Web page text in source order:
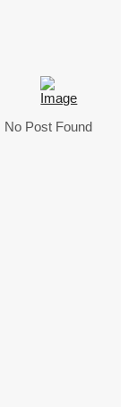
No Post Found